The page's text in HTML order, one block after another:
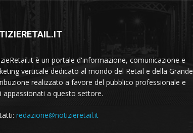
è un portale d'informazione, comunicazione e
verticale dedicato al mondo del Retail e della Grande
realizzato a favore del pubblico professionale e
appassionati a questo settore.
redazione@notizieretail.it